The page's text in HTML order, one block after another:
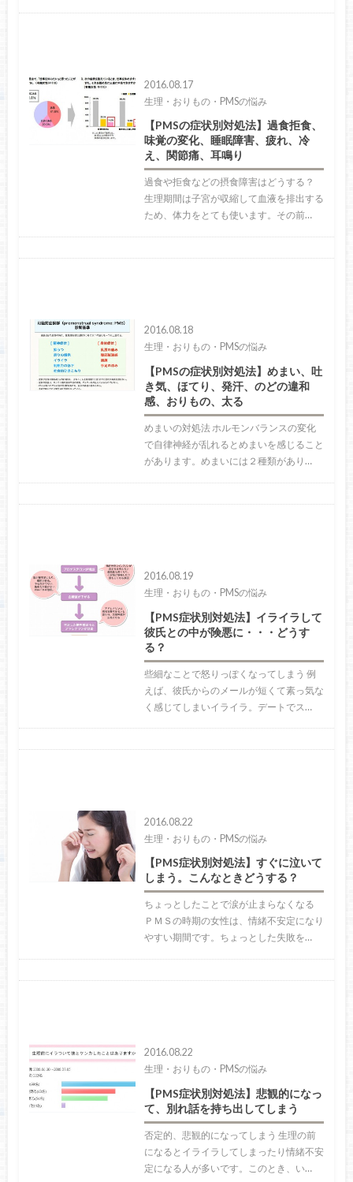
2016.08.17
生理・おりもの・PMSの悩み
【PMSの症状別対処法】過食拒食、
味覚の変化、睡眠障害、疲れ、冷
え、関節痛、耳鳴り
過食や拒食などの摂食障害はどうする？
生理期間は子宮が収縮して血液を排出する
ため、体力をとても使います。その前…
2016.08.18
生理・おりもの・PMSの悩み
【PMSの症状別対処法】めまい、吐
き気、ほてり、発汗、のどの違和
感、おりもの、太る
めまいの対処法 ホルモンバランスの変化
で自律神経が乱れるとめまいを感じること
があります。めまいには２種類があり…
2016.08.19
生理・おりもの・PMSの悩み
【PMS症状別対処法】イライラして
彼氏との中が険悪に・・・どうす
る？
些細なことで怒りっぽくなってしまう 例
えば、彼氏からのメールが短くて素っ気な
く感じてしまいイライラ。デートでス…
2016.08.22
生理・おりもの・PMSの悩み
【PMS症状別対処法】すぐに泣いて
しまう。こんなときどうする？
ちょっとしたことで涙が止まらなくなる
ＰＭＳの時期の女性は、情緒不安定になり
やすい期間です。ちょっとした失敗を…
2016.08.22
生理・おりもの・PMSの悩み
【PMS症状別対処法】悲観的になっ
て、別れ話を持ち出してしまう
否定的、悲観的になってしまう 生理の前
になるとイライラしてしまったり情緒不安
定になる人が多いです。このとき、い…